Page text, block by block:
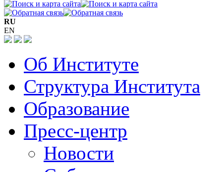
RU
EN
Об Институте
Структура Института
Образование
Пресс-центр
Новости